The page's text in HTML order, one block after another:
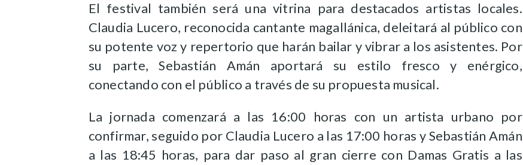
El festival también será una vitrina para destacados artistas locales.
Claudia Lucero, reconocida cantante magallánica, deleitará al público con
su potente voz y repertorio que harán bailar y vibrar a los asistentes. Por
su parte, Sebastián Amán aportará su estilo fresco y enérgico,
conectando con el público a través de su propuesta musical.
La jornada comenzará a las 16:00 horas con un artista urbano por
confirmar, seguido por Claudia Lucero a las 17:00 horas y Sebastián Amán
a las 18:45 horas, para dar paso al gran cierre con Damas Gratis a las